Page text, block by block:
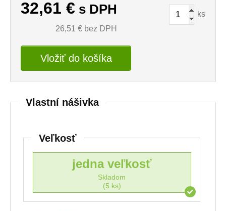
32,61 € s DPH
26,51 € bez DPH
ks
Vložiť do košíka
Vlastní nášivka
Veľkosť
jedna veľkosť
Skladom
(5 ks)